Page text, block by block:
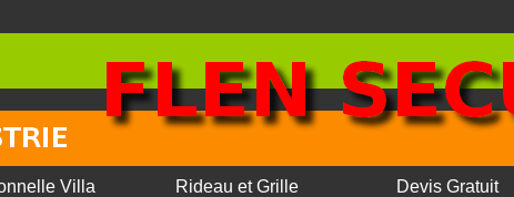
Villa Rideau et Grille Devis Gratuit